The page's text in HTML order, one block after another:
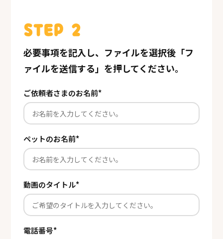
STEP 2
必要事項を記入し、ファイルを選択後「フ
ァイルを送信する」を押してください。
ご依頼者さまのお名前*
ペットのお名前*
動画のタイトル*
電話番号*